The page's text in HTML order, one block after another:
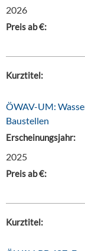
2026
Preis ab €:
Kurztitel:
ÖWAV-UM:
Baustellen
Erscheinungsjahr:
2025
Preis ab €:
Kurztitel: